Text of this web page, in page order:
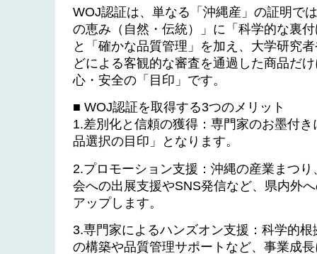
WOJ認証は、単なる「沖縄産」の証明で
の恵み（自然・伝統）」に「科学的な裏
と「確かな品質管理」を加え、大学研究
どによる客観的な審査を通過した商品だ
心・安全の「目印」です。
■ WOJ認証を取得する3つのメリット
1.差別化と信頼の獲得：専門家のお墨付
品選択の目印」となります。
2.プロモーション支援：沖縄の産業まつ
会への出展支援やSNS発信など、県内外
アップします。
3.専門家によるハンズオン支援：科学的
の構築や品質管理サポートなど、事業成